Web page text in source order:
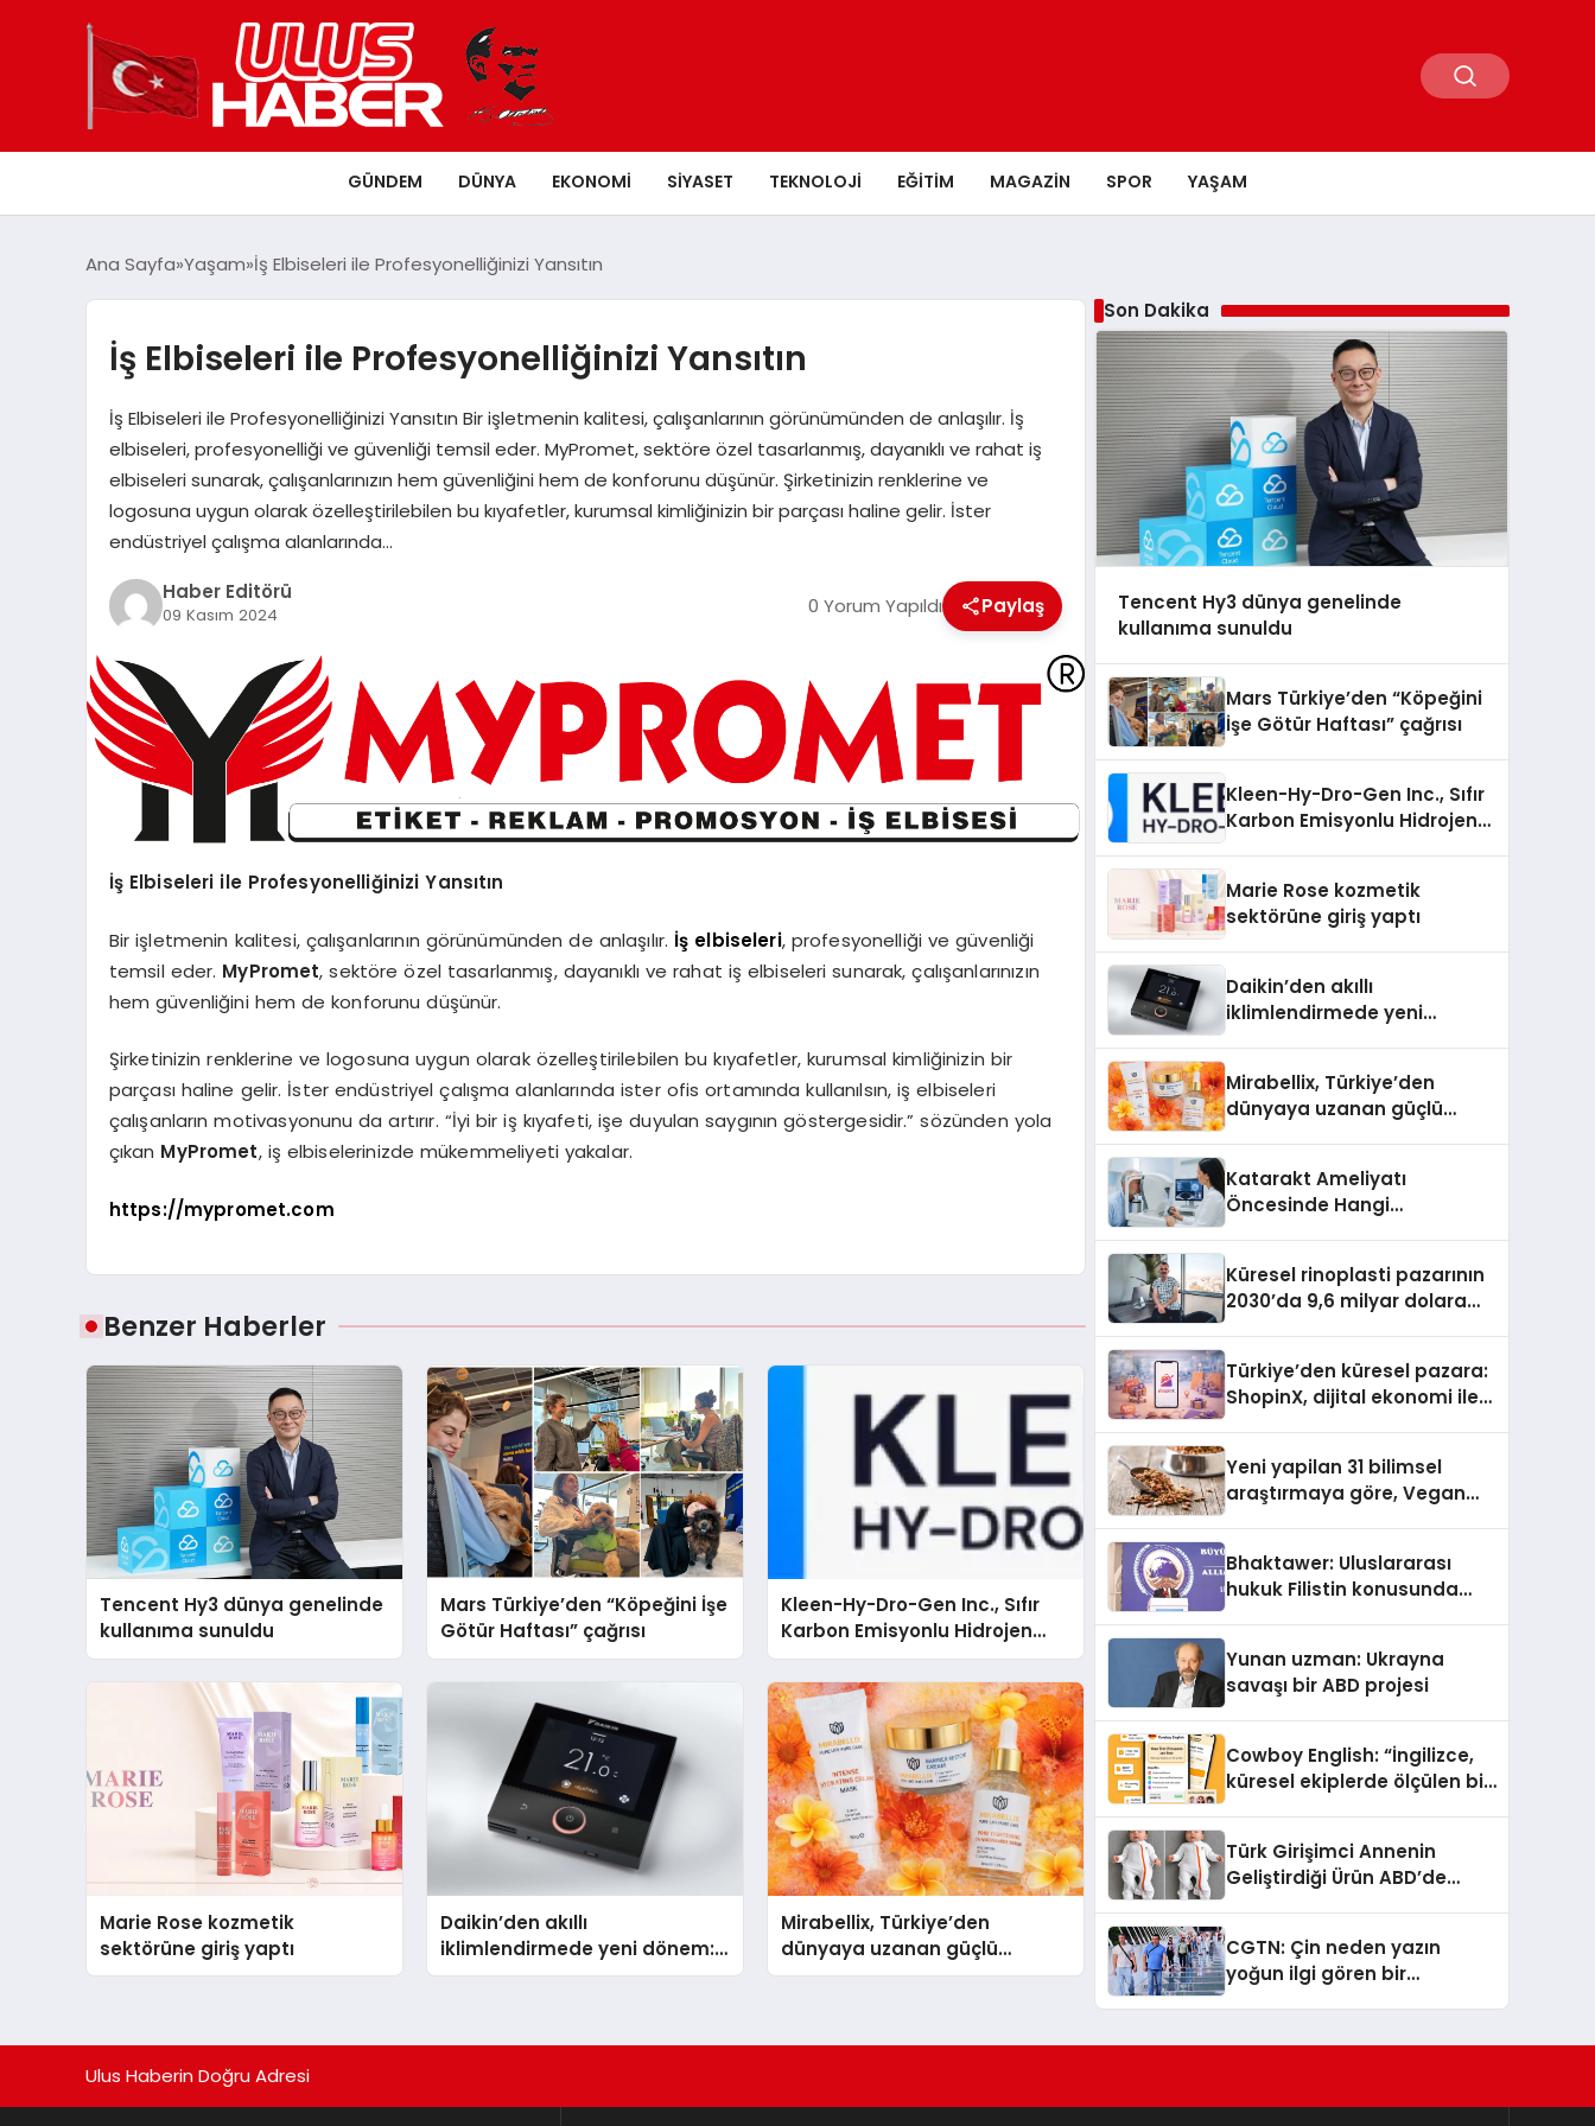
GÜNDEM DÜNYA EKONOMI SIYASET TEKNOLOJI EĞITIM MAGAZIN SPOR YAŞAM
Ana Sayfa Yaşam İş Elbiseleri ile Profesyonelliğinizi Yansıtın
İş Elbiseleri ile Profesyonelliğinizi Yansıtın
İş Elbiseleri ile Profesyonelliğinizi Yansıtın Bir işletmenin kalitesi, çalışanlarının görünümünden de anlaşılır. İş
elbiseleri, profesyonelliği ve güvenliği temsil eder. MyPromet, sektöre özel tasarlanmış, dayanıklı ve rahat iş
elbiseleri sunarak, çalışanlarınızın hem güvenliğini hem de konforunu düşünür. Şirketinizin renklerine ve
logosuna uygun olarak özelleştirilebilen bu kıyafetler, kurumsal kimliğinizin bir parçası haline gelir. İster
endüstriyel çalışma alanlarında…
Haber Editörü
09 Kasım 2024 0 Yorum Yapıldı Paylaş
İş Elbiseleri ile Profesyonelliğinizi Yansıtın
Bir işletmenin kalitesi, çalışanlarının görünümünden de anlaşılır. İş elbiseleri, profesyonelliği ve güvenliği
temsil eder. MyPromet, sektöre özel tasarlanmış, dayanıklı ve rahat iş elbiseleri sunarak, çalışanlarınızın
hem güvenliğini hem de konforunu düşünür.
Şirketinizin renklerine ve logosuna uygun olarak özelleştirilebilen bu kıyafetler, kurumsal kimliğinizin bir
parçası haline gelir. İster endüstriyel çalışma alanlarında ister ofis ortamında kullanılsın, iş elbiseleri
çalışanların motivasyonunu da artırır. “İyi bir iş kıyafeti, işe duyulan saygının göstergesidir.” sözünden yola
çıkan MyPromet, iş elbiselerinizde mükemmeliyeti yakalar.
https://mypromet.com
Benzer Haberler
Tencent Hy3 dünya genelinde
kullanıma sunuldu
Mars Türkiye’den “Köpeğini İşe
Götür Haftası” çağrısı
Kleen-Hy-Dro-Gen Inc., Sıfır
Karbon Emisyonlu Hidrojen
Isıtma Teknolojisinde ISO ve
TSSA Düzenleyici Onaylarını
Aldı
Marie Rose kozmetik
sektörüne giriş yaptı
Daikin’den akıllı
iklimlendirmede yeni dönem:
Madoka Plus Türkiye’de
Mirabellix, Türkiye’den
dünyaya uzanan güçlü
büyümesini sürdürüyor
Son Dakika
Tencent Hy3 dünya genelinde
kullanıma sunuldu
Mars Türkiye’den “Köpeğini
İşe Götür Haftası” çağrısı
Kleen-Hy-Dro-Gen Inc., Sıfır
Karbon Emisyonlu Hidrojen
Aldı
Marie Rose kozmetik
sektörüne giriş yaptı
Daikin’den akıllı
iklimlendirmede yeni
Mirabellix, Türkiye’den
dünyaya uzanan güçlü
Katarakt Ameliyatı
Öncesinde Hangi
Küresel rinoplasti pazarının
2030’da 9,6 milyar dolara
Türkiye’den küresel pazara:
ShopinX, dijital ekonomi ile
Yeni yapilan 31 bilimsel
araştırmaya göre, Vegan
Sindirildiğini Ortaya Koydu
Bhaktawer: Uluslararası
hukuk Filistin konusunda
Yunan uzman: Ukrayna
savaşı bir ABD projesi
Cowboy English: “İngilizce,
küresel ekiplerde ölçülen bir
Türk Girişimci Annenin
Geliştirdiği Ürün ABD’de
Açısı Getiriyor.
CGTN: Çin neden yazın
yoğun ilgi gören bir
Ulus Haberin Doğru Adresi